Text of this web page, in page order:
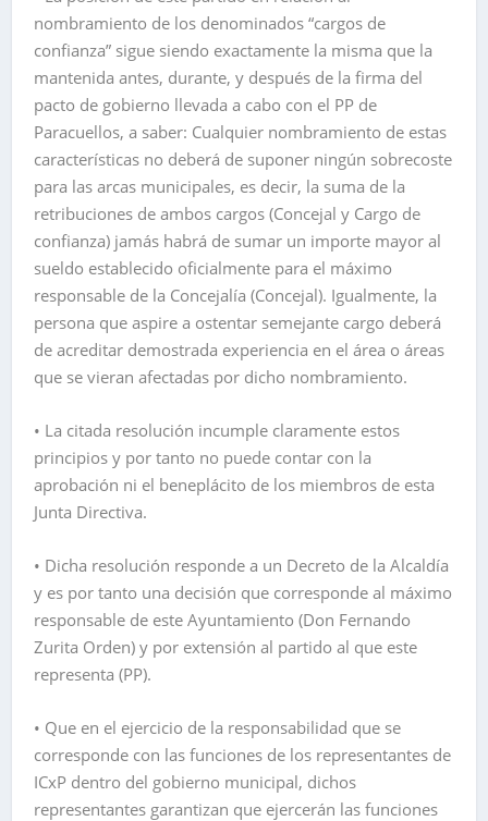
nombramiento de los denominados “cargos de
confianza” sigue siendo exactamente la misma que la
mantenida antes, durante, y después de la firma del
pacto de gobierno llevada a cabo con el PP de
Paracuellos, a saber: Cualquier nombramiento de estas
características no deberá de suponer ningún sobrecoste
para las arcas municipales, es decir, la suma de la
retribuciones de ambos cargos (Concejal y Cargo de
confianza) jamás habrá de sumar un importe mayor al
sueldo establecido oficialmente para el máximo
responsable de la Concejalía (Concejal). Igualmente, la
persona que aspire a ostentar semejante cargo deberá
de acreditar demostrada experiencia en el área o áreas
que se vieran afectadas por dicho nombramiento.
• La citada resolución incumple claramente estos
principios y por tanto no puede contar con la
aprobación ni el beneplácito de los miembros de esta
Junta Directiva.
• Dicha resolución responde a un Decreto de la Alcaldía
y es por tanto una decisión que corresponde al máximo
responsable de este Ayuntamiento (Don Fernando
Zurita Orden) y por extensión al partido al que este
representa (PP).
• Que en el ejercicio de la responsabilidad que se
corresponde con las funciones de los representantes de
ICxP dentro del gobierno municipal, dichos
representantes garantizan que ejercerán las funciones